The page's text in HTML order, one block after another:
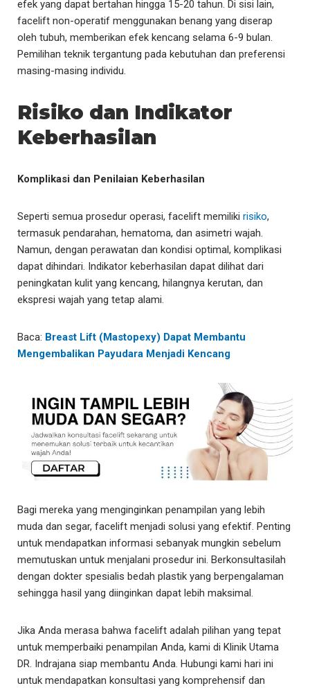
efek yang dapat bertahan hingga 15-20 tahun. Di sisi lain,
facelift non-operatif menggunakan benang yang diserap
oleh tubuh, memberikan efek kencang selama 6-9 bulan.
Pemilihan teknik tergantung pada kebutuhan dan preferensi
masing-masing individu.
Risiko dan Indikator
Keberhasilan
Komplikasi dan Penilaian Keberhasilan
Seperti semua prosedur operasi, facelift memiliki risiko,
termasuk pendarahan, hematoma, dan asimetri wajah.
Namun, dengan perawatan dan kondisi optimal, komplikasi
dapat dihindari. Indikator keberhasilan dapat dilihat dari
peningkatan kulit yang kencang, hilangnya kerutan, dan
ekspresi wajah yang tetap alami.
Baca: Breast Lift (Mastopexy) Dapat Membantu
Mengembalikan Payudara Menjadi Kencang
Bagi mereka yang menginginkan penampilan yang lebih
muda dan segar, facelift menjadi solusi yang efektif. Penting
untuk mendapatkan informasi sebanyak mungkin sebelum
memutuskan untuk menjalani prosedur ini. Berkonsultasilah
dengan dokter spesialis bedah plastik yang berpengalaman
sehingga hasil yang diinginkan dapat lebih maksimal.
Jika Anda merasa bahwa facelift adalah pilihan yang tepat
untuk memperbaiki penampilan Anda, kami di Klinik Utama
DR. Indrajana siap membantu Anda. Hubungi kami hari ini
untuk mendapatkan konsultasi yang komprehensif dan